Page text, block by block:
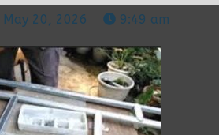
May 20, 2026 9:49 am